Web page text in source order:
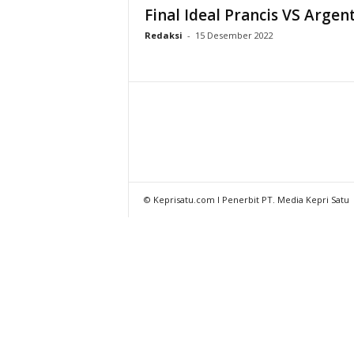
Final Ideal Prancis VS
Redaksi - 15 Desember 2022
© Keprisatu.com I Penerbit PT. Media Kepri Satu